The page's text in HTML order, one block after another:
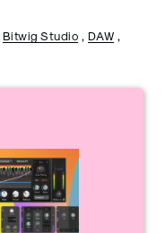
Bitwig Studio DAW